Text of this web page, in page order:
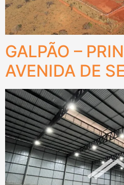
GALPÃO –
AVENIDA DE